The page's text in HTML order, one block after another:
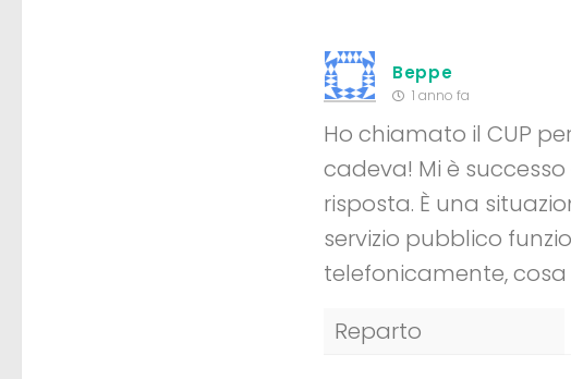
Beppe
1 anno fa
Ho chiamato il CUP
cadeva! Mi è
risposta. È una
servizio pubblico
telefonicamente, cosa
Reparto